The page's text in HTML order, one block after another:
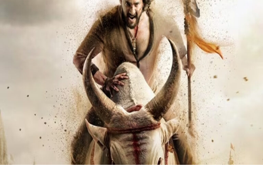
നിറഞ്ഞ ഇവന്റിലെ സദസ്സ് ഹർഷാരവം കൊണ്ട്
വേദിയെ ധന്യമാക്കി. ഐമാക്‌സിലാണ് ചിത്രം
ഒരുങ്ങുന്നത് എന്നതിനാല്‍ തന്നെ തിയേറ്ററുകളില്‍
ഗംഭീരമായ കാഴ്ചാനുഭൂതി
സമ്മാനിക്കുമെന്നുറപ്പാണ്.ബാഹുബലിയും ആർ ആർ
ആറും ഒരുക്കിയ രാജമൗലിയുടെ ബ്രഹ്മാണ്ഡ ചിത്രം
വാരണാസി 2027ൽ തിയേറ്ററുകളിലേക്കെത്തും. പി ആർ
ഓ ആൻഡ് മാർക്കറ്റിംഗ് സ്ട്രാറ്റജിസ്റ്റ് : പ്രതീഷ് ശേഖർ.